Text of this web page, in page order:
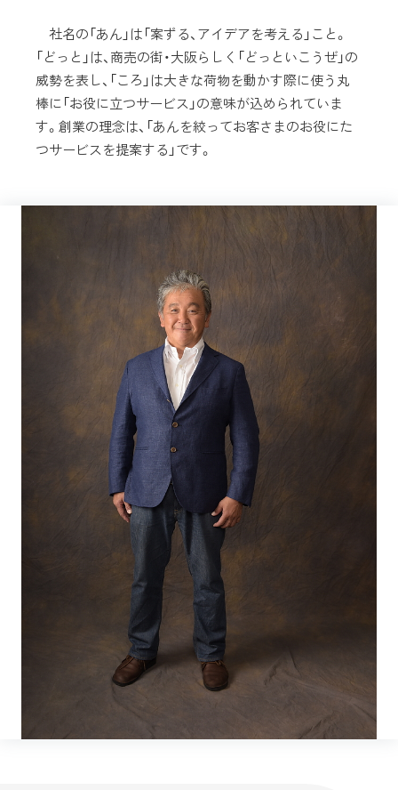
社名の「あん」は「案ずる、アイデアを考える」こと。
「どっと」は、商売の街・大阪らしく「どっといこうぜ」の
威勢を表し、「ころ」は大きな荷物を動かす際に使う丸
棒に「お役に立つサービス」の意味が込められていま
す。創業の理念は、「あんを絞ってお客さまのお役にた
つサービスを提案する」です。